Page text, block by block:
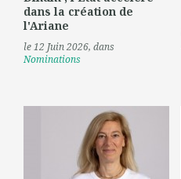
dans la création de
l'Ariane
le 12 Juin 2026, dans
Nominations